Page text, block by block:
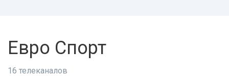
Евро Спорт
16 телеканалов